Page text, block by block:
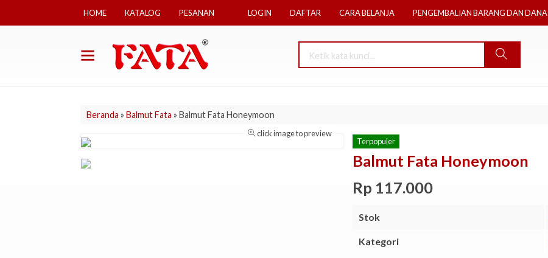
HOME KATALOG PESANAN LOGIN DAFTAR CARA BELANJA PENGEMBALIAN BARANG DAN DANA
Beranda » Balmut Fata » Balmut Fata Honeymoon
click image to preview
Terpopuler
Balmut Fata Honeymoon
Rp 117.000
Stok
Kategori